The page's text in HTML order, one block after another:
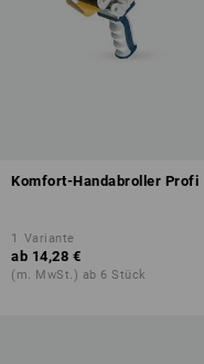
Komfort-Handabroller Profi
1 Variante
ab 14,28 €
(m. MwSt.) ab 6 Stück